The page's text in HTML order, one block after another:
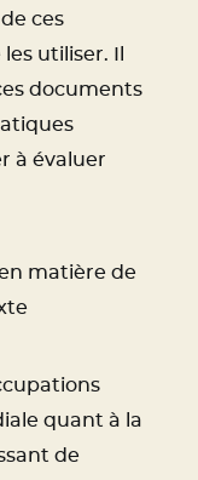
ces
utiliser. Il
documents
à évaluer
matière de
quant à la
de